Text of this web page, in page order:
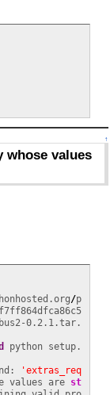
↑
whose values
/p
0.2.1.tar.
python setup.
'extras_req
values are st